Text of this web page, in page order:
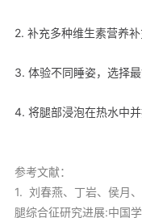
2. 补充多种维生素营养
3. 体验不同睡姿，选择最
4. 将腿部浸泡在热水中
参考文献：
1. 刘春燕、丁岩、侯月
腿综合征研究进展:中国